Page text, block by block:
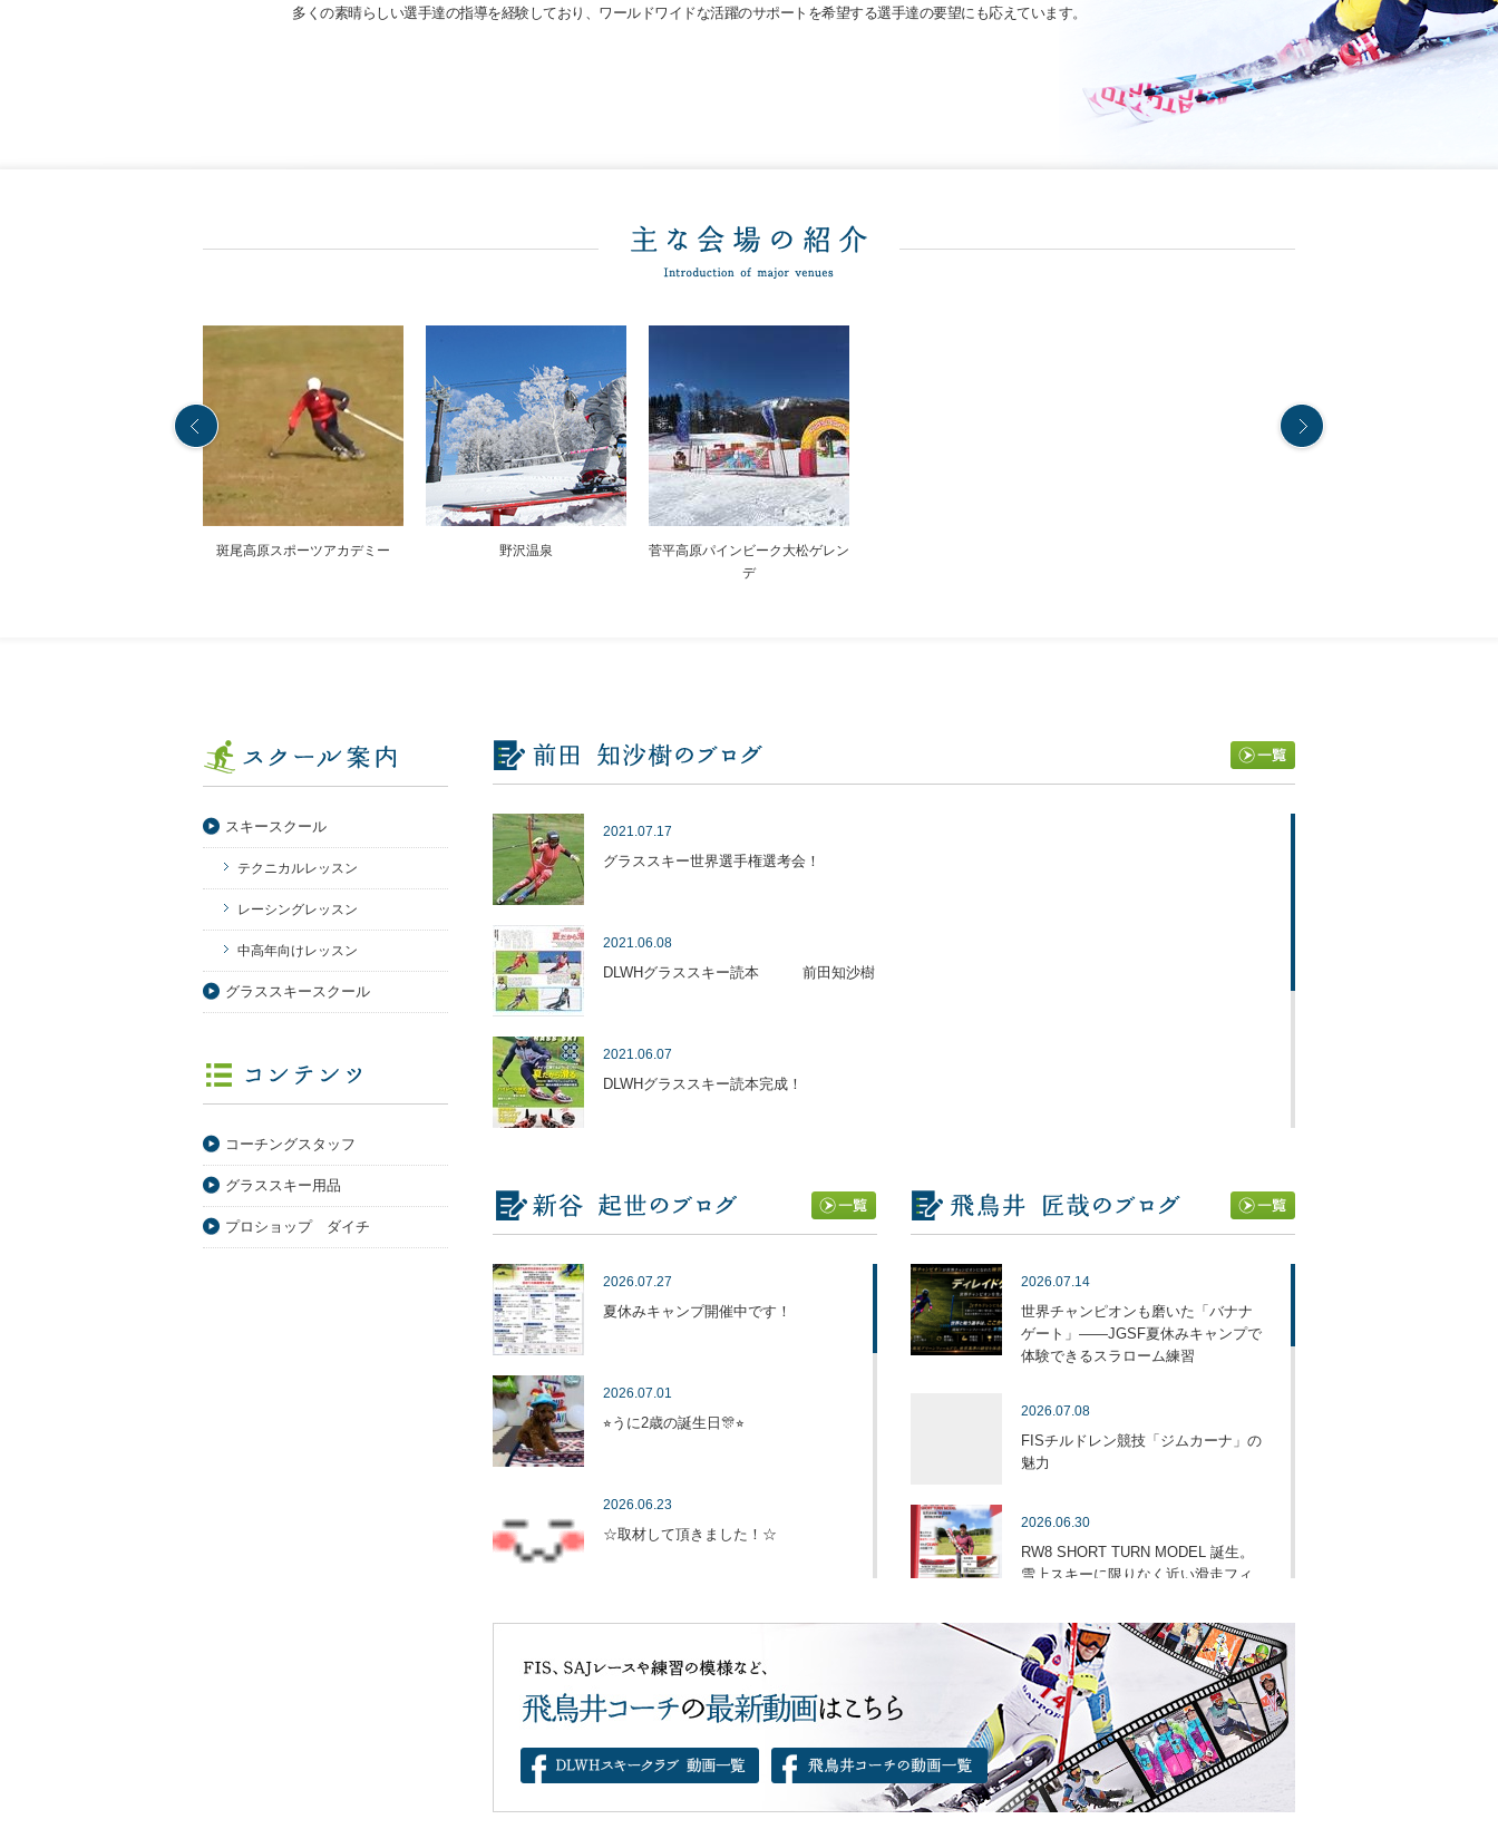
多くの素晴らしい選手達の指導を経験しており、ワールドワイドな活躍のサポートを希望する選手達の要望にも応えています。
斑尾高原スポーツアカデミー 野沢温泉
菅平高原パインビーク大松ゲレン
デ
2021.07.17
グラススキー世界選手権選考会！
2021.06.08
DLWHグラススキー読本 前田知沙樹
2021.06.07
DLWHグラススキー読本完成！
DLWH グラススキーレッスン 毎週末開催中
2021.06.04
2021 グラススキーシーズンします！ 前田知沙樹
2026.07.27
夏休みキャンプ開催中です！
2026.07.01
⭐︎うに2歳の誕生日🎊⭐︎
2026.06.23
☆取材して頂きました！☆
⭐︎
⭐︎白山登山⛰️⭐︎
2026.07.14
世界チャンピオンも磨いた「バナナ
ゲート」――JGSF夏休みキャンプで
体験できるスラローム練習
2026.07.08
FISチルドレン競技「ジムカーナ」の
魅力
2026.06.30
RW8 SHORT TURN MODEL 誕生。
雪上スキーに限りなく近い滑走フィ
す。
2026.06.26
2026年だけ。名前が残るTEAMウェ
ア、販売開始のお知らせ
2026.06.25
スキーウェア・レーシングスーツ専
スキースクール
テクニカルレッスン
レーシングレッスン
中高年向けレッスン
グラススキースクール
コーチングスタッフ
グラススキー用品
プロショップ ダイチ